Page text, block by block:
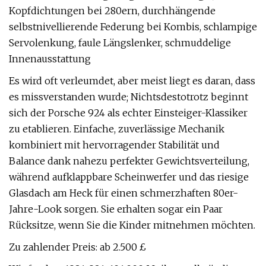
Kopfdichtungen bei 280ern, durchhängende
selbstnivellierende Federung bei Kombis, schlampige
Servolenkung, faule Längslenker, schmuddelige
Innenausstattung
Es wird oft verleumdet, aber meist liegt es daran, dass
es missverstanden wurde; Nichtsdestotrotz beginnt
sich der Porsche 924 als echter Einsteiger-Klassiker
zu etablieren. Einfache, zuverlässige Mechanik
kombiniert mit hervorragender Stabilität und
Balance dank nahezu perfekter Gewichtsverteilung,
während aufklappbare Scheinwerfer und das riesige
Glasdach am Heck für einen schmerzhaften 80er-
Jahre-Look sorgen. Sie erhalten sogar ein Paar
Rücksitze, wenn Sie die Kinder mitnehmen möchten.
Zu zahlender Preis: ab 2.500 £